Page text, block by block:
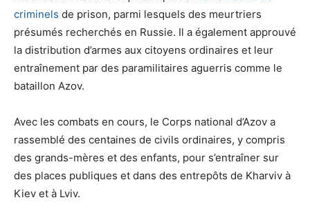
criminels de prison, parmi lesquels des meurtriers
présumés recherchés en Russie. Il a également approuvé
la distribution d’armes aux citoyens ordinaires et leur
entraînement par des paramilitaires aguerris comme le
bataillon Azov.
Avec les combats en cours, le Corps national d’Azov a
rassemblé des centaines de civils ordinaires, y compris
des grands-mères et des enfants, pour s’entraîner sur
des places publiques et dans des entrepôts de Kharviv à
Kiev et à Lviv.